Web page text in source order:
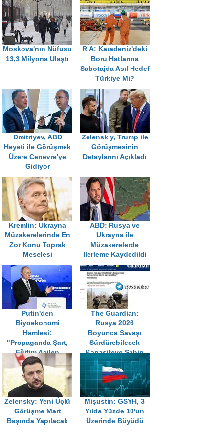
Moskova'nın Nüfusu
13,3 Milyona Ulaştı
RİA: Karadeniz'deki
Boru Hatlarına
Sabotajda Asıl Hedef
Türkiye Mi?
Dmitriyev, ABD
Heyeti ile Görüşmek
Üzere Cenevre'ye
Gidiyor
Zelenskiy, Trump ile
Görüşmesinin
Detaylarını Açıkladı
Kremlin: Ukrayna
Müzakerelerinde En
Zor Konu Toprak
Meselesi
ABD: Rusya ve
Ukrayna ile
Müzakerelerde
İlerleme Kaydedildi
Putin'den
Biyoekonomi
Hamlesi:
"Propaganda Şart,
Eğitim Acilen
Güncellenmeli"
The Guardian:
Rusya 2026
Boyunca Savaşı
Sürdürebilecek
Kapasiteye Sahip
Zelensky: Yeni Üçlü
Görüşme Mart
Başında Yapılacak
Mişustin: GSYH, 3
Yılda Yüzde 10'un
Üzerinde Büyüdü